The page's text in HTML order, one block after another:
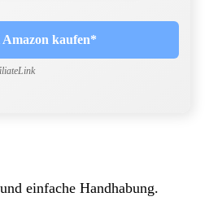
Amazon kaufen*
einfache Handhabung.